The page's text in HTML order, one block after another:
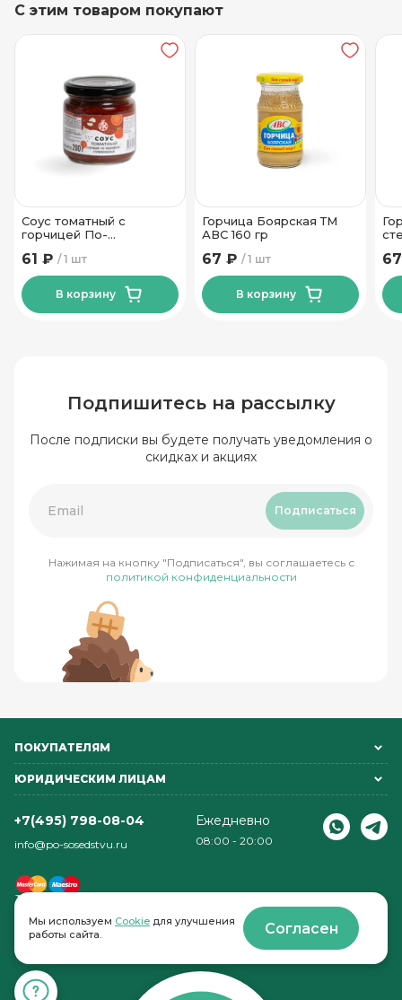
С этим товаром покупают
Соус томатный с
горчицей По-
КЗ 200 гр
1 шт
61 ₽
В корзину
Горчица Боярская ТМ
АВС 160 гр
1 шт
67 ₽
В корзину
Подпишитесь на рассылку
После подписки вы будете получать уведомления о
скидках и акциях
Подписаться
Нажимая на кнопку "Подписаться", вы соглашаетесь с
политикой конфиденциальности
ПОКУПАТЕЛЯМ
ЮРИДИЧЕСКИМ ЛИЦАМ
+7(495) 798-08-04
info@po-sosedstvu.ru
Ежедневно
08:00 - 20:00
© 2022-2026 . По соседству
Мы используем Cookie для улучшения
работы сайта.
Согласен